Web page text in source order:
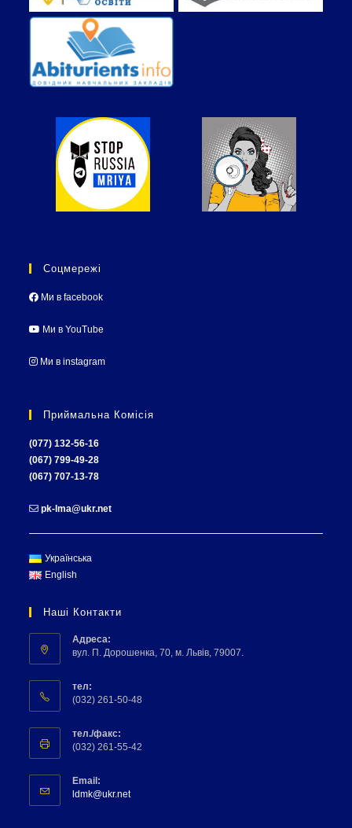
Соцмережі
Ми в facebook
Ми в YouTube
Ми в instagram
Приймальна Комісія
(077) 132-56-16
(067) 799-49-28
(067) 707-13-78
pk-lma@ukr.net
Українська
English
Наші Контакти
Адреса:
вул. П. Дорошенка, 70, м. Львів, 79007.
тел:
(032) 261-50-48
тел./факс:
(032) 261-55-42
Email:
ldmk@ukr.net